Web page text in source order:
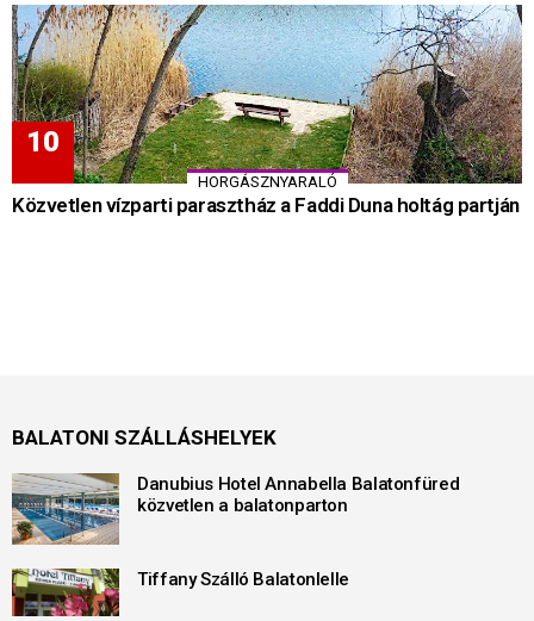
HORGÁSZNYARALÓ
Közvetlen vízparti parasztház a Faddi Duna holtág partján
BALATONI SZÁLLÁSHELYEK
Danubius Hotel Annabella Balatonfüred
közvetlen a balatonparton
Tiffany Szálló Balatonlelle